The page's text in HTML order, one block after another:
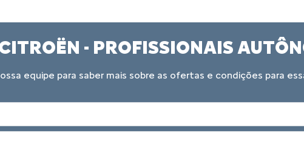
- PROFISSIONAIS
equipe para saber mais sobre as ofertas e condições para